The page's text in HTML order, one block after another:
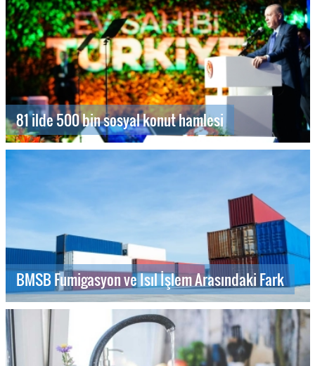
81 ilde 500 bin sosyal konut hamlesi
BMSB Fumigasyon ve Isıl İşlem Arasındaki Fark